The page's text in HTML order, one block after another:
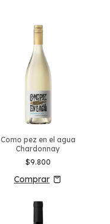
Como pez en el agua
Chardonnay
$9.800